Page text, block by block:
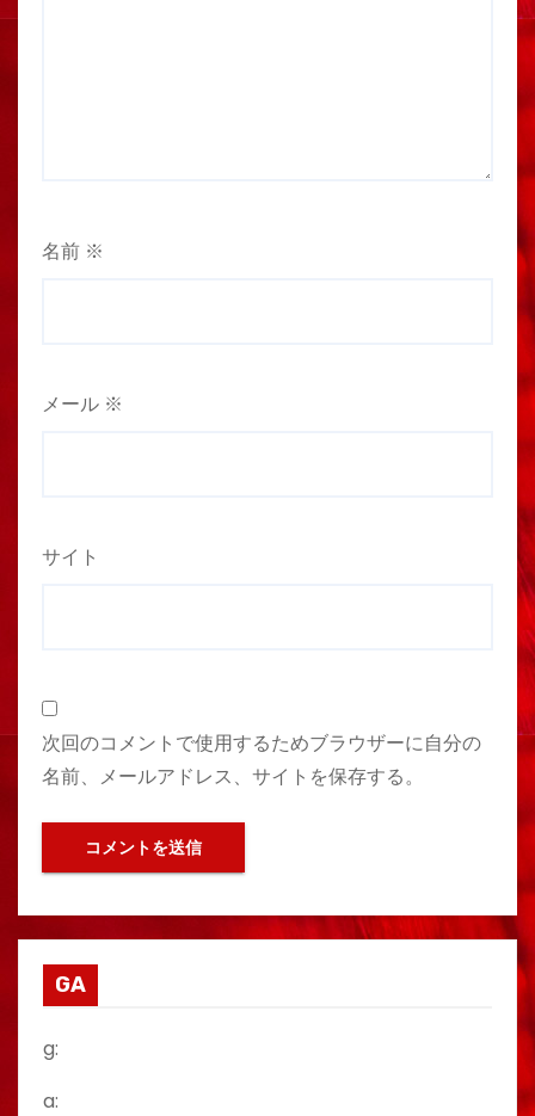
名前 ※
メール ※
サイト
次回のコメントで使用するためブラウザーに自分の
名前、メールアドレス、サイトを保存する。
GA
g:
a: